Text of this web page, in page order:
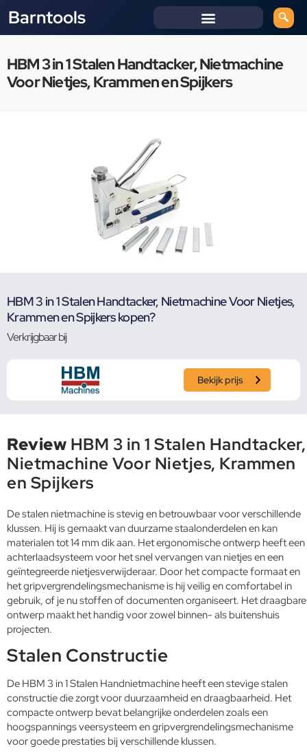
Barntools
HBM 3 in 1 Stalen Handtacker, Nietmachine
Voor Nietjes, Krammen en Spijkers
HBM 3 in 1 Stalen Handtacker, Nietmachine Voor Nietjes,
Krammen en Spijkers kopen?
Verkrijgbaar bij
Bekijk prijs
Review HBM 3 in 1 Stalen Handtacker,
Nietmachine Voor Nietjes, Krammen
en Spijkers
De stalen nietmachine is stevig en betrouwbaar voor verschillende
klussen. Hij is gemaakt van duurzame staalonderdelen en kan
materialen tot 14 mm dik aan. Het ergonomische ontwerp heeft een
achterlaadsysteem voor het snel vervangen van nietjes en een
geïntegreerde nietjesverwijderaar. Door het compacte formaat en
het gripvergrendelingsmechanisme is hij veilig en comfortabel in
gebruik, of je nu stoffen of documenten organiseert. Het draagbare
ontwerp maakt het handig voor zowel binnen- als buitenshuis
projecten.
Stalen Constructie
De HBM 3 in 1 Stalen Handnietmachine heeft een stevige stalen
constructie die zorgt voor duurzaamheid en draagbaarheid. Het
compacte ontwerp bevat belangrijke onderdelen zoals een
hoogspannings veersysteem en gripvergrendelingsmechanisme
voor goede prestaties bij verschillende klussen.